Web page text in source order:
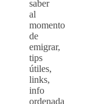
saber
al
momento
de
emigrar,
tips
útiles,
links,
info
ordenada